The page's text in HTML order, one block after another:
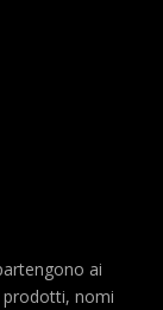
ai
prodotti, nomi